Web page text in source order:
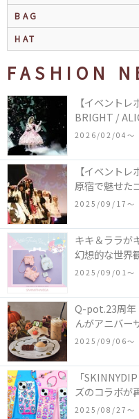
BAG
HAT
FASHION
【イベント
BRIGHT /
COLLECTION
2026/02/04〜
【イベント
原宿で魅せた
2025/09/17〜
キキ＆ララが
幻想的な世界
ツインスター
2025/09/01〜
Q-pot.23周年
んがアニバー
ーキアクセサ
「かぼちゃ
2025/09/06〜
「
ズのコラボが
作コレクショ
2025/08/27〜